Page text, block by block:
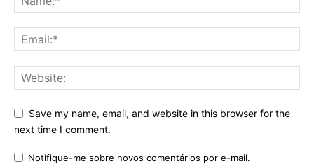
Save my name, email, and website in this browser for the
next time I comment.
Notifique-me sobre novos comentários por e-mail.